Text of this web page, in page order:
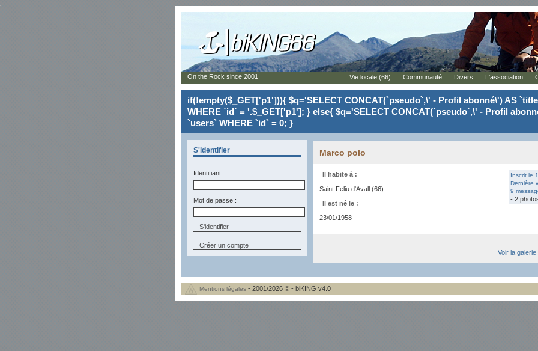
if(!empty($_GET['p1'])){ $q='SELECT CONCAT(`pseudo`,\' - Profil abonné\') AS
WHERE `id` = '.$_GET['p1']; } else{ $q='SELECT CONCAT(`pseudo`,\' - Profil
`users` WHERE `id` = 0; }
S'identifier
Identifiant :
Mot de passe :
Créer un compte
Marco polo
Inscrit le
Dernière
9
- 2
Il habite à :
Saint Feliu d'Avall (66)
Il est né le :
23/01/1958
Voir la
On the Rock since 2001 Vie locale (66) Communauté Divers L'association
Mentions légales - 2001/2026 © - biKING v4.0